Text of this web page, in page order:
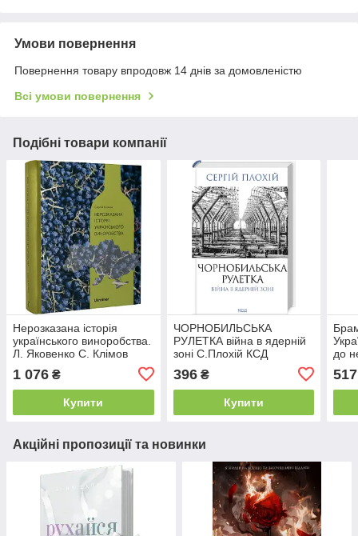
Умови повернення
Повернення товару впродовж 14 днів за домовленістю
Всі умови повернення
Подібні товари компанії
Нерозказана історія
українського виноробства.
Л. Яковенко С. Клімов
1 076 ₴
Купити
ЧОРНОБИЛЬСЬКА
РУЛЕТКА війна в ядерній
зоні С.Плохій КСД
396₴
Купити
до
517
Акційні пропозиції та новинки